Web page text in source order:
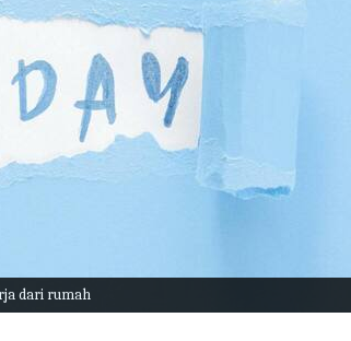
dari rumah
yang sedih dan rangkul tren
di Australia, tren ini
di tempat kerja.
kantoran karena mereka harus
sesedikit mungkin pada hari yang